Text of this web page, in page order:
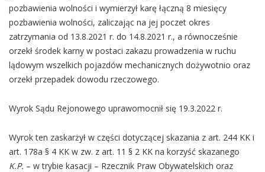
pozbawienia wolności i wymierzył karę łączną 8 miesięcy
pozbawienia wolności, zaliczając na jej poczet okres
zatrzymania od 13.8.2021 r. do 14.8.2021 r., a równocześnie
orzekł środek karny w postaci zakazu prowadzenia w ruchu
lądowym wszelkich pojazdów mechanicznych dożywotnio oraz
orzekł przepadek dowodu rzeczowego.
Wyrok Sądu Rejonowego uprawomocnił się 19.3.2022 r.
Wyrok ten zaskarżył w części dotyczącej skazania z art. 244 KK i
art. 178a § 4 KK w zw. z art. 11 § 2 KK na korzyść skazanego
K.P. – w trybie kasacji – Rzecznik Praw Obywatelskich oraz